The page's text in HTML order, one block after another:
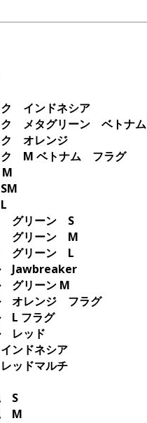
ク インドネシア
ク メタグリーン ベトナム
ク オレンジ
ク M ベトナム フラグ
グリーン S
グリーン M
グリーン L
Jawbreaker
グリーン M
オレンジ フラグ
L フラグ
レッド
ンドネシア
ッドマルチ
S
M